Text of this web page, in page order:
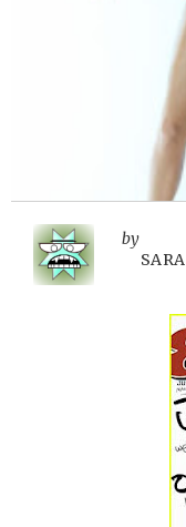
by
SARA